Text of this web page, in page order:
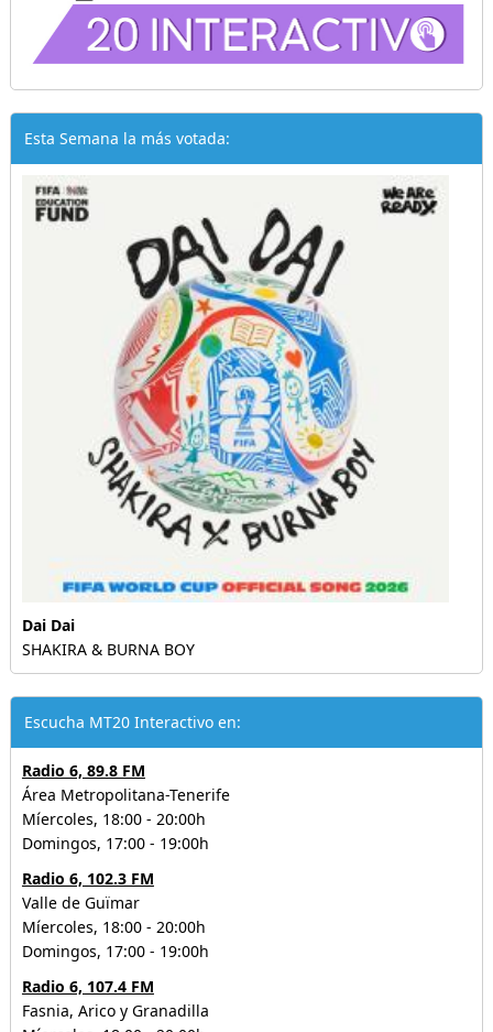
Esta Semana la más votada:
Dai Dai
SHAKIRA & BURNA BOY
Escucha MT20 Interactivo en:
Radio 6, 89.8 FM
Área Metropolitana-Tenerife
Míercoles, 18:00 - 20:00h
Domingos, 17:00 - 19:00h
Radio 6, 102.3 FM
Valle de Guïmar
Míercoles, 18:00 - 20:00h
Domingos, 17:00 - 19:00h
Radio 6, 107.4 FM
Fasnia, Arico y Granadilla